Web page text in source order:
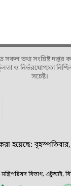
সকল তথ্য সংশ্লিষ্ট দপ্তর
ও নির্ভরযোগ্যতা
সচেষ্ট।
হয়েছে:
মন্ত্রিপরিষদ বিভাগ, এটুআই,